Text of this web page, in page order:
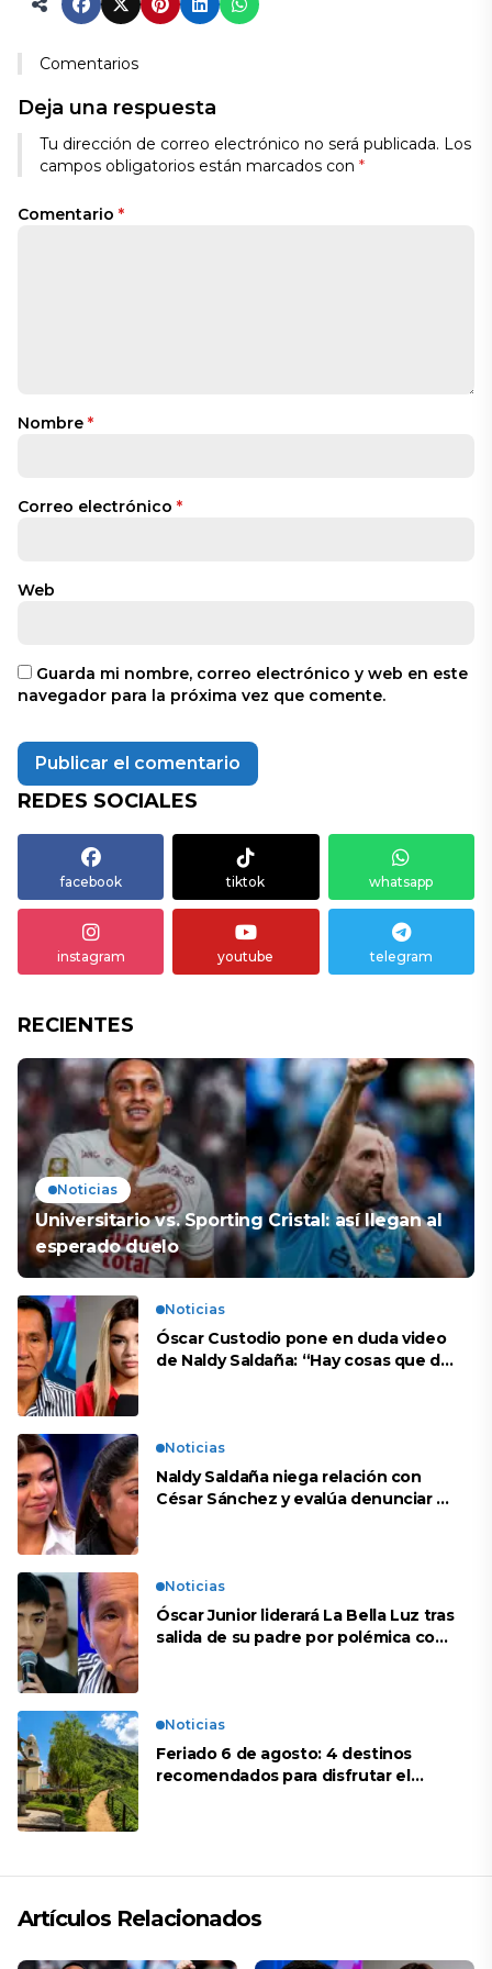
Comentarios
Deja una respuesta
Tu dirección de correo electrónico no será publicada. Los
campos obligatorios están marcados con *
Comentario *
Nombre *
Correo electrónico *
Web
Guarda mi nombre, correo electrónico y web en este
navegador para la próxima vez que comente.
REDES SOCIALES
facebook tiktok whatsapp
instagram youtube telegram
RECIENTES
Noticias
Universitario vs. Sporting Cristal: así llegan al
esperado duelo
Noticias
Óscar Custodio pone en duda video
de Naldy Saldaña: “Hay cosas que de
Noticias
Naldy Saldaña niega relación con
César Sánchez y evalúa denunciar a
Noticias
Óscar Junior liderará La Bella Luz tras
salida de su padre por polémica con
Noticias
Feriado 6 de agosto: 4 destinos
recomendados para disfrutar el
Artículos Relacionados